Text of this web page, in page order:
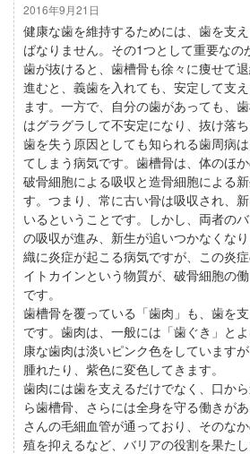
2016年9月21日
健康な歯を維持するためには、歯を支
ばなりません。その1つとして重要なの
歯が抜けると、歯槽骨も徐々に痩せて
進むと、義歯を入れても、安定して支
ます。一方で、自分の歯があっても、
はグラグラして不安定になり、抜け落ち
歯を失う原因としても知られる歯周病
てしまう病気です。歯槽骨は、体のほか
破骨細胞による吸収と造骨細胞による
す。つまり、常に古い骨は吸収され、
いるということです。しかし、両者の
の吸収が進み、新生が追いつかなくな
織に炎症が起こる病気ですが、この炎
イトカインという物質が、破骨細胞の
です。
歯槽骨を覆っている「歯肉」も、歯を
です。歯肉は、一般には「歯ぐき」と
康な歯肉は淡いピンク色をしています
腫れたり、紫色に変色してきます。
歯肉には歯を支えるだけでなく、口か
ら歯槽骨、さらには全身を守る働きが
さんの毛細血管が通っており、そのな
殖を抑えるなど、バリアの役割を果たし